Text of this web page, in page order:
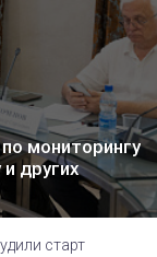
мониторингу
других
старт